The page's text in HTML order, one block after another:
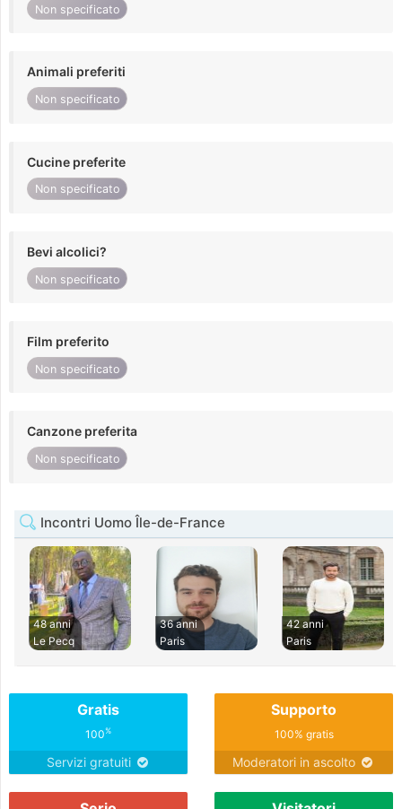
Non specificato
Animali preferiti
Non specificato
Cucine preferite
Non specificato
Bevi alcolici?
Non specificato
Film preferito
Non specificato
Canzone preferita
Non specificato
Incontri Uomo Île-de-France
48 anni
Le Pecq
36 anni
Paris
42 anni
Paris
Gratis
100%
Servizi gratuiti
Supporto
100% gratis
Moderatori in ascolto